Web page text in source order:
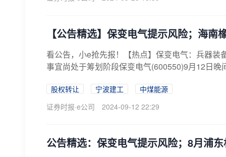
【公告精选】保变电气提示风险；海南
看公告，小e抢先报！【热点】保变电气：兵器
事宜尚处于筹划阶段保变电气(600550)9月12日
股权转让 宁波建工
中煤能源
证券时报·e公司
2024-09-12 22:29
公告精选：保变电气提示风险；8月浦